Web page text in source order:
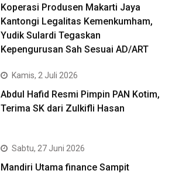
Koperasi Produsen Makarti Jaya
Kantongi Legalitas Kemenkumham,
Yudik Sulardi Tegaskan
Kepengurusan Sah Sesuai AD/ART
Kamis, 2 Juli 2026
Abdul Hafid Resmi Pimpin PAN Kotim,
Terima SK dari Zulkifli Hasan
Sabtu, 27 Juni 2026
Mandiri Utama finance Sampit